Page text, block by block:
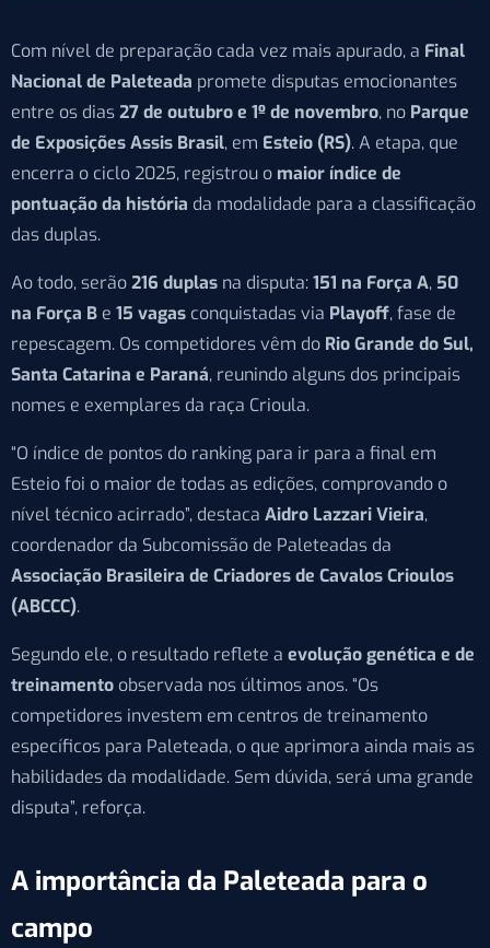
Com nível de preparação cada vez mais apurado, a Final
Nacional de Paleteada promete disputas emocionantes
entre os dias27 de outubro e 1º de novembro, no Parque
de Exposições Assis Brasil, em Esteio (RS). A etapa, que
encerra o ciclo 2025, registrou o maior índice de
pontuação da história da modalidade para a classificação
das duplas.
Ao todo, serão216 duplas na disputa:151 na Força A, 50
na Força B e 15 vagas conquistadas via Playoff, fase de
repescagem. Os competidores vêm do Rio Grande do Sul,
Santa Catarina e Paraná, reunindo alguns dos principais
nomes e exemplares da raça Crioula.
“O índice de pontos do ranking para ir para a final em
Esteio foi o maior de todas as edições, comprovando o
nível técnico acirrado”, destaca Aidro Lazzari Vieira,
coordenador da Subcomissão de Paleteadas da
Associação Brasileira de Criadores de Cavalos Crioulos
(ABCCC).
Segundo ele, o resultado reflete a evolução genética e de
treinamento observada nos últimos anos. “Os
competidores investem em centros de treinamento
específicos para Paleteada, o que aprimora ainda mais as
habilidades da modalidade. Sem dúvida, será uma grande
disputa”, reforça.
A importância da Paleteada para o
campo